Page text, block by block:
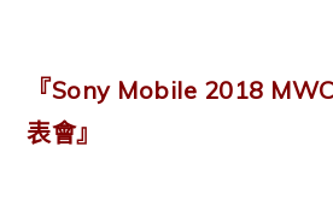
『Sony Mobile 2018
表會』